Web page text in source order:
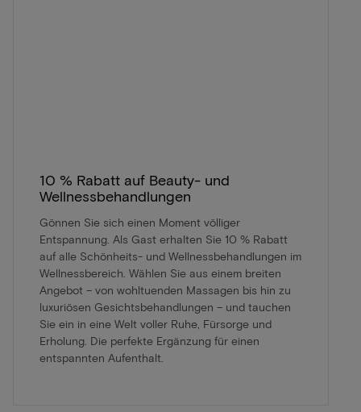
10 % Rabatt auf Beauty- und
Wellnessbehandlungen
Gönnen Sie sich einen Moment völliger
Entspannung. Als Gast erhalten Sie 10 % Rabatt
auf alle Schönheits- und Wellnessbehandlungen im
Wellnessbereich. Wählen Sie aus einem breiten
Angebot – von wohltuenden Massagen bis hin zu
luxuriösen Gesichtsbehandlungen – und tauchen
Sie ein in eine Welt voller Ruhe, Fürsorge und
Erholung. Die perfekte Ergänzung für einen
entspannten Aufenthalt.